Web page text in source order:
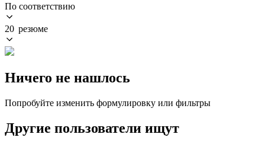
По соответствию
20 резюме
Ничего не нашлось
Попробуйте изменить формулировку или фильтры
Другие пользователи ищут